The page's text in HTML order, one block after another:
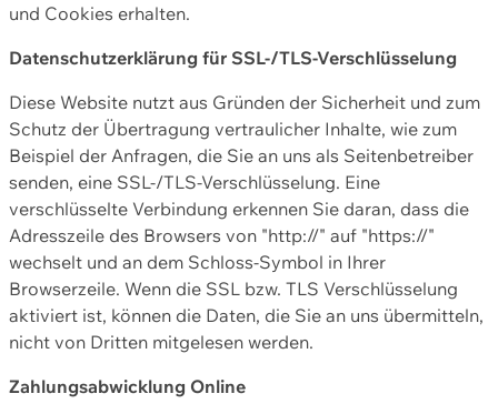
und Cookies erhalten.
Datenschutzerklärung für SSL-/TLS-Verschlüsselung
Diese Website nutzt aus Gründen der Sicherheit und zum
Schutz der Übertragung vertraulicher Inhalte, wie zum
Beispiel der Anfragen, die Sie an uns als Seitenbetreiber
senden, eine SSL-/TLS-Verschlüsselung. Eine
verschlüsselte Verbindung erkennen Sie daran, dass die
Adresszeile des Browsers von "http://" auf "https://"
wechselt und an dem Schloss-Symbol in Ihrer
Browserzeile. Wenn die SSL bzw. TLS Verschlüsselung
aktiviert ist, können die Daten, die Sie an uns übermitteln,
nicht von Dritten mitgelesen werden.
Zahlungsabwicklung Online